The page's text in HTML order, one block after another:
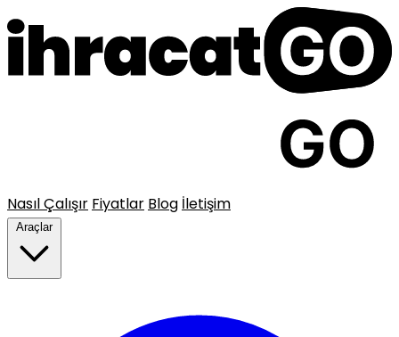
Nasıl Çalışır Fiyatlar Blog İletişim
Araçlar